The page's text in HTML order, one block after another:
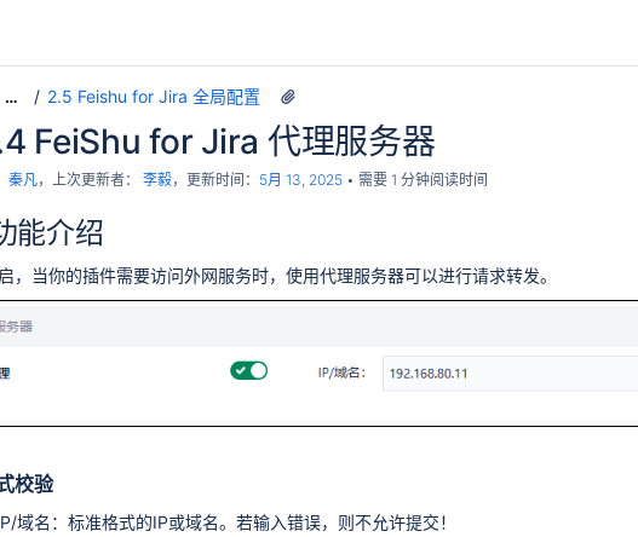
Toolkit - Manage Inactive Users）（Data Center）
Approval and Workflow Extension）
for Jira）（v4.5.0+）
… 2.5 Feishu for Jira 全局配置
FeiShu for Jira 代理服务器
秦凡，上次更新者： 李毅，更新时间： 5月 13, 2025 需要 1 分钟阅读时间
能介绍
， 当你的插件需要访问外网服务时，使用代理服务器可以进行请求转发。
校验
域名：标准格式的IP或域名。若输入错误，则不允许提交！